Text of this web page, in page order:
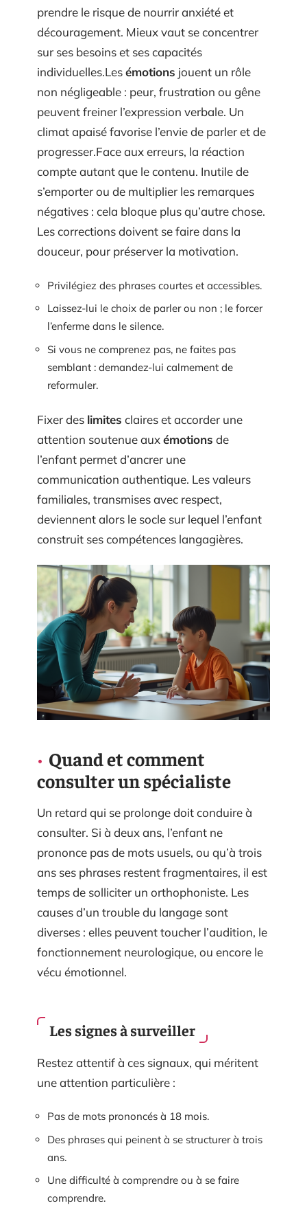
prendre le risque de nourrir anxiété et
découragement. Mieux vaut se concentrer
sur ses besoins et ses capacités
individuelles.Lesémotions jouent un rôle
non négligeable : peur, frustration ou gêne
peuvent freiner l’expression verbale. Un
climat apaisé favorise l’envie de parler et de
progresser.Face aux erreurs, la réaction
compte autant que le contenu. Inutile de
s’emporter ou de multiplier les remarques
négatives : cela bloque plus qu’autre chose.
Les corrections doivent se faire dans la
douceur, pour préserver la motivation.
Privilégiez des phrases courtes et accessibles.
Laissez-lui le choix de parler ou non ; le forcer
l’enferme dans le silence.
Si vous ne comprenez pas, ne faites pas
semblant : demandez-lui calmement de
reformuler.
Fixer des limites claires et accorder une
attention soutenue auxémotions de
l’enfant permet d’ancrer une
communication authentique. Les valeurs
familiales, transmises avec respect,
deviennent alors le socle sur lequel l’enfant
construit ses compétences langagières.
Quand et comment
consulter un spécialiste
Un retard qui se prolonge doit conduire à
consulter. Si à deux ans, l’enfant ne
prononce pas de mots usuels, ou qu’à trois
ans ses phrases restent fragmentaires, il est
temps de solliciter un orthophoniste. Les
causes d’un trouble du langage sont
diverses : elles peuvent toucher l’audition, le
fonctionnement neurologique, ou encore le
vécu émotionnel.
Les signes à surveiller
Restez attentif à ces signaux, qui méritent
une attention particulière :
Pas de mots prononcés à 18 mois.
Des phrases qui peinent à se structurer à trois
ans.
Une difficulté à comprendre ou à se faire
comprendre.